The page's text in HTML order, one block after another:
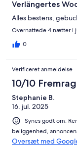
Verlängertes
Alles bestens,
Overnattede 4 nætter i
0
Verificeret anmeldelse
10/10
Stephanie B.
16. jul. 2025
Synes godt om:
beliggenhed,
Oversæt med